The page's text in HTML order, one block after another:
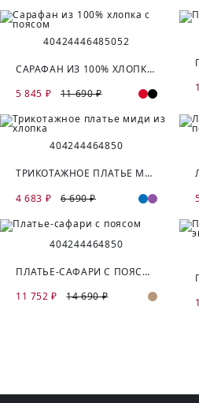
40424446485052
САРАФАН ИЗ 100% ХЛОПКА С ПОЯСОМ
5 845 ₽
11 690 ₽
404244464850
ТРИКОТАЖНОЕ ПЛАТЬЕ МИДИ ИЗ ХЛОПКА
4 683 ₽
6 690 ₽
404244464850
ПЛАТЬЕ-САФАРИ С ПОЯСОМ
11 752 ₽
14 690 ₽